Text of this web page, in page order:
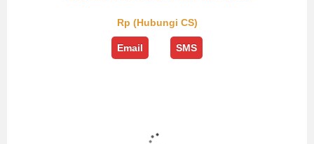
Rp (Hubungi CS)
Email SMS